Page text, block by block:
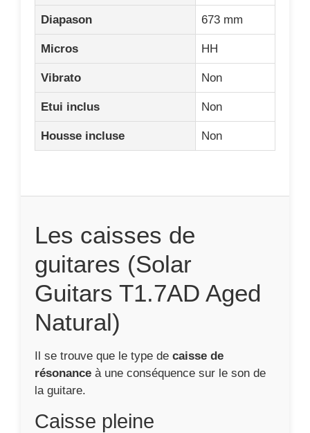
Diapason 673 mm
Micros HH
Vibrato Non
Etui inclus Non
Housse incluse Non
Les caisses de
guitares (Solar
Guitars T1.7AD Aged
Natural)
Il se trouve que le type de caisse de
résonance à une conséquence sur le son de
la guitare.
Caisse pleine